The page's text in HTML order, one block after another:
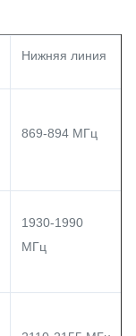
Нижняя линия
869-894 МГц
1930-1990
МГц